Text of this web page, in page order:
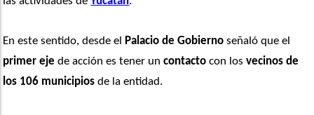
En este sentido, desde el Palacio de Gobierno señaló que el
primer eje de acción es tener un contacto con los vecinos de
los 106 municipios de la entidad.